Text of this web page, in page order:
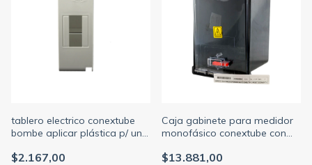
tablero electrico conextube
bombe aplicar plástica p/ una
sin puerta
$2.167,00
Caja gabinete para medidor
monofásico conextube con
$13.881,00